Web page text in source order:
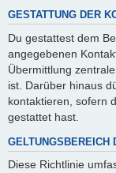
GESTATTUNG DER
Du gestattest dem
angegebenen
Übermittlung
ist. Darüber hinaus
kontaktieren, sofern
gestattet hast.
GELTUNGSBEREICH
Diese Richtlinie